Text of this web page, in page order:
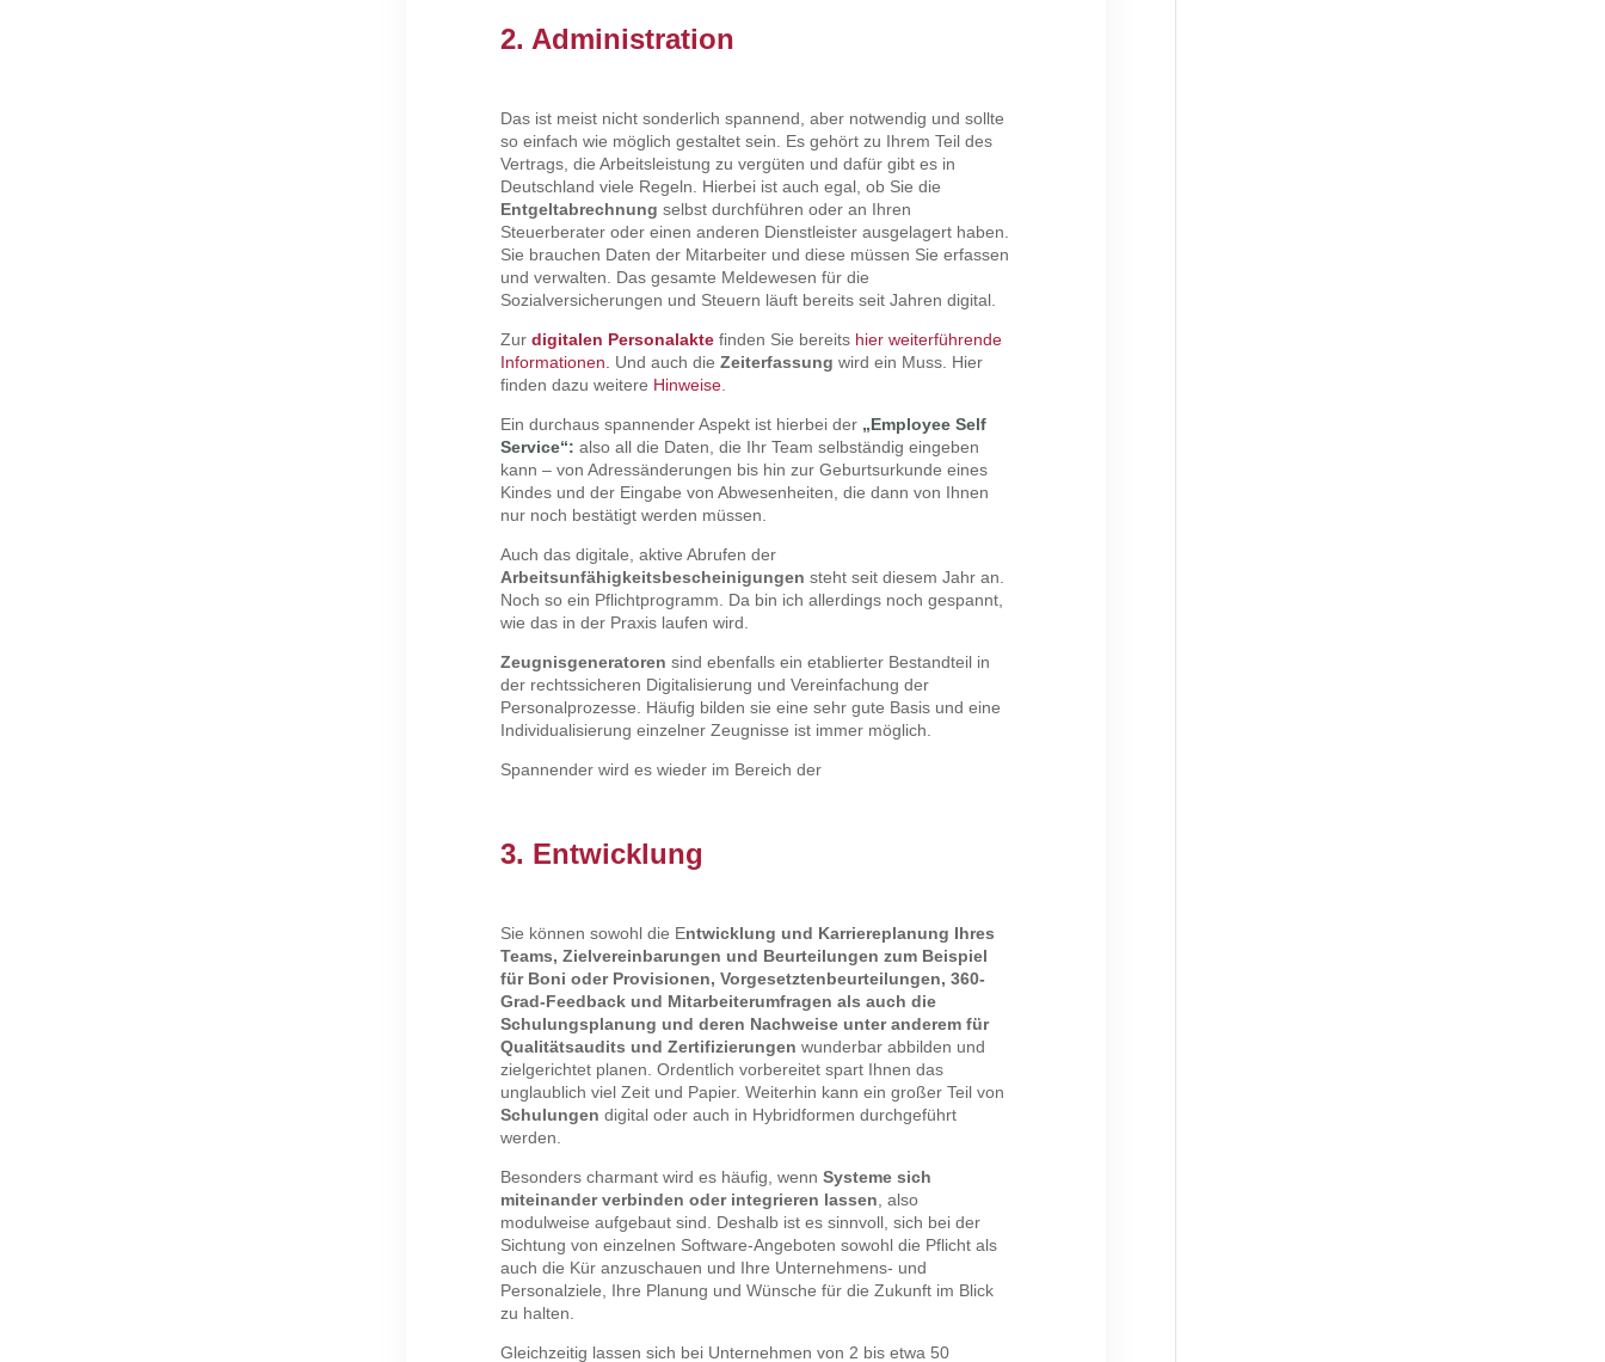
2. Administration
Das ist meist nicht sonderlich spannend, aber notwendig und sollte
so einfach wie möglich gestaltet sein. Es gehört zu Ihrem Teil des
Vertrags, die Arbeitsleistung zu vergüten und dafür gibt es in
Deutschland viele Regeln. Hierbei ist auch egal, ob Sie die
Entgeltabrechnung selbst durchführen oder an Ihren
Steuerberater oder einen anderen Dienstleister ausgelagert haben.
Sie brauchen Daten der Mitarbeiter und diese müssen Sie erfassen
und verwalten. Das gesamte Meldewesen für die
Sozialversicherungen und Steuern läuft bereits seit Jahren digital.
Zurdigitalen Personalakte finden Sie bereits hier weiterführende
Informationen
Und auch dieZeiterfassung wird ein Muss. Hier
finden dazu weitere Hinweise
Ein durchaus spannender Aspekt ist hierbei der „Employee Self
Service“: also all die Daten, die Ihr Team selbständig eingeben
kann – von Adressänderungen bis hin zur Geburtsurkunde eines
Kindes und der Eingabe von Abwesenheiten, die dann von Ihnen
nur noch bestätigt werden müssen.
Auch das digitale, aktive Abrufen der
Arbeitsunfähigkeitsbescheinigungen steht seit diesem Jahr an.
Noch so ein Pflichtprogramm. Da bin ich allerdings noch gespannt,
wie das in der Praxis laufen wird.
Zeugnisgeneratoren sind ebenfalls ein etablierter Bestandteil in
der rechtssicheren Digitalisierung und Vereinfachung der
Personalprozesse. Häufig bilden sie eine sehr gute Basis und eine
Individualisierung einzelner Zeugnisse ist immer möglich.
Spannender wird es wieder im Bereich der
3. Entwicklung
Sie können sowohl die Entwicklung und Karriereplanung Ihres
Teams, Zielvereinbarungen und Beurteilungen zum Beispiel
für Boni oder Provisionen, Vorgesetztenbeurteilungen, 360-
Grad-Feedback und Mitarbeiterumfragen als auch die
Schulungsplanung und deren Nachweise unter anderem für
Qualitätsaudits und Zertifizierungen wunderbar abbilden und
zielgerichtet planen. Ordentlich vorbereitet spart Ihnen das
unglaublich viel Zeit und Papier. Weiterhin kann ein großer Teil von
Schulungen digital oder auch in Hybridformen durchgeführt
werden.
Besonders charmant wird es häufig, wennSysteme sich
miteinander verbinden oder integrieren lassen , also
modulweise aufgebaut sind. Deshalb ist es sinnvoll, sich bei der
Sichtung von einzelnen Software-Angeboten sowohl die Pflicht als
auch die Kür anzuschauen und Ihre Unternehmens- und
Personalziele, Ihre Planung und Wünsche für die Zukunft im Blick
zu halten.
Gleichzeitig lassen sich bei Unternehmen von 2 bis etwa 50